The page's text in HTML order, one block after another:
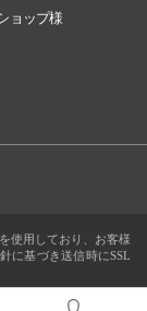
ョップ様
使用しており、お客様
に基づき送信時にSSL